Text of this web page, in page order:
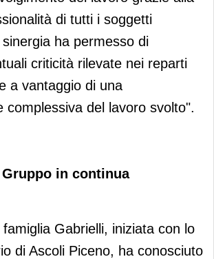
di tutti i soggetti
ha permesso di
criticità rilevate nei reparti
a vantaggio di una
complessiva del lavoro svolto".
in continua
Gabrielli, iniziata con lo
di Ascoli Piceno, ha conosciuto